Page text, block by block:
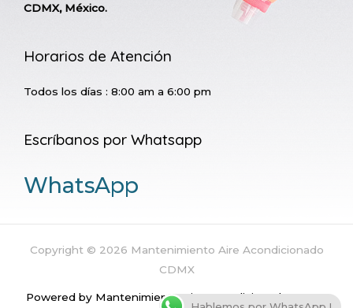
CDMX, México.
Horarios de Atención
Todos los días : 8:00 am a 6:00 pm
Escríbanos por Whatsapp
WhatsApp
Copyright © 2026 Mantenimiento Aire Acondicionado
CDMX
Powered by Mantenimiento Aire Acondicionado CDMX